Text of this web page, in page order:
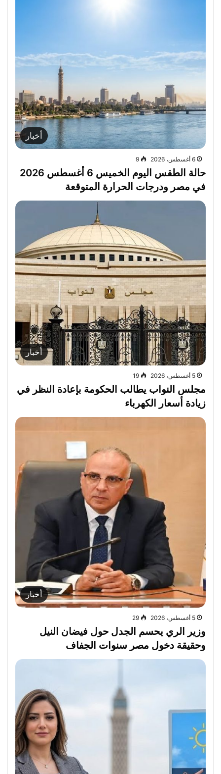
أخبار
6 أغسطس، 2026 9
حالة الطقس اليوم الخميس 6 أغسطس 2026
في مصر ودرجات الحرارة المتوقعة
أخبار
5 أغسطس، 2026 19
مجلس النواب يطالب الحكومة بإعادة النظر في
زيادة أسعار الكهرباء
أخبار
5 أغسطس، 2026 29
وزير الري يحسم الجدل حول فيضان النيل
وحقيقة دخول مصر سنوات الجفاف